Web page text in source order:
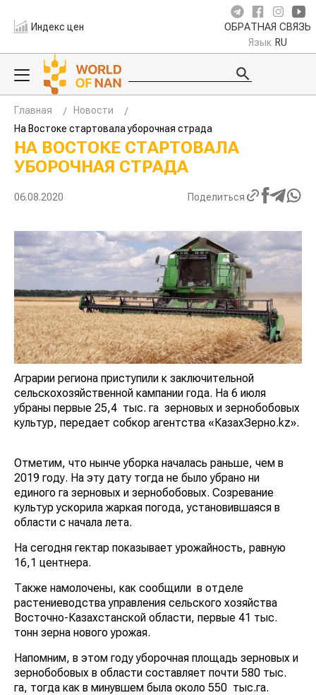
Индекс цен ОБРАТНАЯ СВЯЗЬ
Язык RU
Главная
Новости
На Востоке стартовала уборочная страда
НА ВОСТОКЕ СТАРТОВАЛА
УБОРОЧНАЯ СТРАДА
06.08.2020 Поделиться
Аграрии региона приступили к заключительной
сельскохозяйственной кампании года. На 6 июля
убраны первые 25,4 тыс. га зерновых и зернобобовых
культур, передает собкор агентства «КазахЗерно.kz».
Отметим, что нынче уборка началась раньше, чем в
2019 году. На эту дату тогда не было убрано ни
единого га зерновых и зернобобовых. Созревание
культур ускорила жаркая погода, установившаяся в
области с начала лета.
На сегодня гектар показывает урожайность, равную
16,1 центнера.
Также намолочены, как сообщили в отделе
растениеводства управления сельского хозяйства
Восточно-Казахстанской области, первые 41 тыс.
тонн зерна нового урожая.
Напомним, в этом году уборочная площадь зерновых и
зернобобовых в области составляет почти 580 тыс.
га, тогда как в минувшем была около 550 тыс.га.